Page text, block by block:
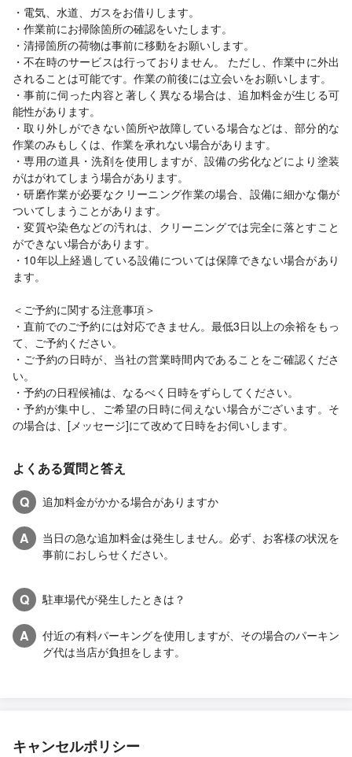
・電気、水道、ガスをお借りします。
・作業前にお掃除箇所の確認をいたします。
・清掃箇所の荷物は事前に移動をお願いします。
・不在時のサービスは行っておりません。 ただし、作業中に外出
されることは可能です。作業の前後には立会いをお願いします。
・事前に伺った内容と著しく異なる場合は、追加料金が生じる可
能性があります。
・取り外しができない箇所や故障している場合などは、部分的な
作業のみもしくは、作業を承れない場合があります。
・専用の道具・洗剤を使用しますが、設備の劣化などにより塗装
がはがれてしまう場合があります。
・研磨作業が必要なクリーニング作業の場合、設備に細かな傷が
ついてしまうことがあります。
・変質や染色などの汚れは、クリーニングでは完全に落とすこと
ができない場合があります。
・10年以上経過している設備については保障できない場合があり
ます。
＜ご予約に関する注意事項＞
・直前でのご予約には対応できません。最低3日以上の余裕をもっ
て、ご予約ください。
・ご予約の日時が、当社の営業時間内であることをご確認くださ
い。
・予約の日程候補は、なるべく日時をずらしてください。
・予約が集中し、ご希望の日時に伺えない場合がございます。そ
の場合は、[メッセージ]にて改めて日時をお伺いします。
よくある質問と答え
Q
追加料金がかかる場合がありますか
A
当日の急な追加料金は発生しません。必ず、お客様の状況を
事前におしらせください。
Q 駐車場代が発生したときは？
A
付近の有料パーキングを使用しますが、その場合のパーキン
グ代は当店が負担をします。
キャンセルポリシー